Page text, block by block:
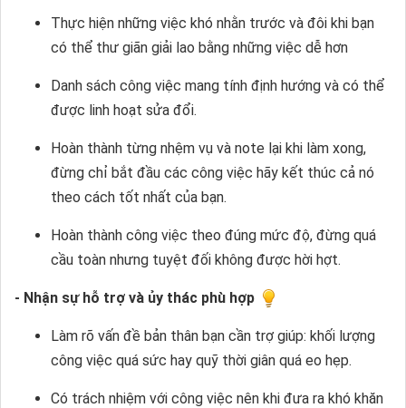
Thực hiện những việc khó nhằn trước và đôi khi bạn
có thể thư giãn giải lao bằng những việc dễ hơn
Danh sách công việc mang tính định hướng và có thể
được linh hoạt sửa đổi.
Hoàn thành từng nhệm vụ và note lại khi làm xong,
đừng chỉ bắt đầu các công việc hãy kết thúc cả nó
theo cách tốt nhất của bạn.
Hoàn thành công việc theo đúng mức độ, đừng quá
cầu toàn nhưng tuyệt đối không được hời hợt.
- Nhận sự hỗ trợ và ủy thác phù hợp
Làm rõ vấn đề bản thân bạn cần trợ giúp: khối lượng
công việc quá sức hay quỹ thời giân quá eo hẹp.
Có trách nhiệm với công việc nên khi đưa ra khó khăn